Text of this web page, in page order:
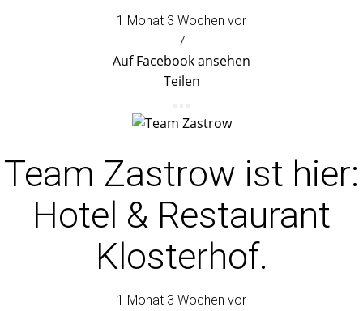
1 Monat 3 Wochen vor
7
Auf Facebook ansehen
Teilen
Team Zastrow ist hier:
Hotel & Restaurant
Klosterhof.
1 Monat 3 Wochen vor